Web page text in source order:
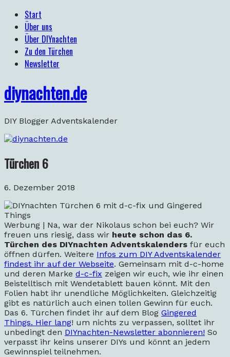
Start
Über uns
Über DIYnachten
Zu den Türchen
Newsletter
diynachten.de
DIY Blogger Adventskalender
Türchen 6
6. Dezember 2018
Werbung | Na, war der Nikolaus schon bei euch? Wir
freuen uns riesig, dass wir heute schon das 6.
Türchen des DIYnachten Adventskalenders für euch
öffnen dürfen. Weitere Infos zum DIY Adventskalender
findest ihr auf der Webseite. Gemeinsam mit d-c-home
und deren Marke d-c-fix zeigen wir euch, wie ihr einen
Beistelltisch mit Wendetablett bauen könnt. Mit den
Folien habt ihr unendliche Möglichkeiten. Gleichzeitig
gibt es natürlich auch einen tollen Gewinn für euch.
Das 6. Türchen findet ihr auf dem Blog Gingered
Things. Hier lang! um nichts zu verpassen, solltet ihr
unbedingt den DIYnachten-Newsletter abonnieren! So
verpasst ihr keins unserer DIYs und könnt an jedem
Gewinnspiel teilnehmen.